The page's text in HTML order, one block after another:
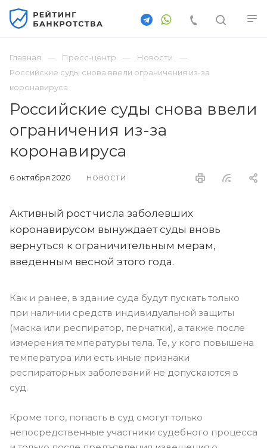
Главная Пресс-центр
Новости
Российские суды снова ввели ограничения из-за
коронавируса
Российские суды снова ввели
ограничения из-за
коронавируса
6 октября 2020 НОВОСТИ
Активный рост числа заболевших
коронавирусом вынуждает суды вновь
вернуться к ограничительным мерам,
введенным весной этого года.
Как и ранее, в здание суда будут пускать только
при наличии средств индивидуальной защиты
(маска или респиратор, перчатки), а также после
измерения температуры тела. Те, у кого повышена
температура или есть иные признаки
респираторных заболеваний не допускаются в
суд.
Кроме того, попасть в суд смогут только
непосредственные участники судебного процесса